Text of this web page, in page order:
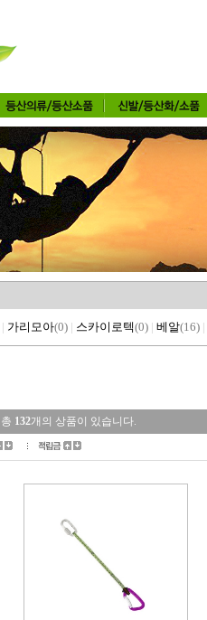
| 가리모아(0) | 스카이로텍(0) | 베알(16) |
총 132개의 상품이 있습니다.